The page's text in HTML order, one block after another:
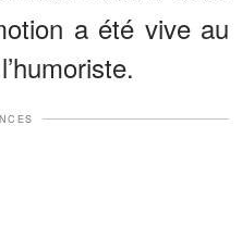
a été vive au